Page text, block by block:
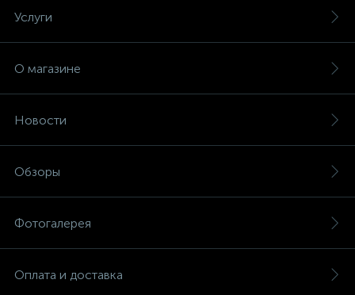
Услуги
О магазине
Новости
Обзоры
Фотогалерея
Оплата и доставка